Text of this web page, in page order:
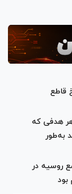
قاطع
هدفی که
به‌طور
روسیه در